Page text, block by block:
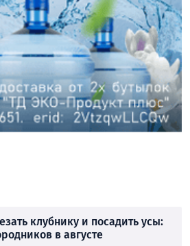
клубнику и посадить усы:
в августе